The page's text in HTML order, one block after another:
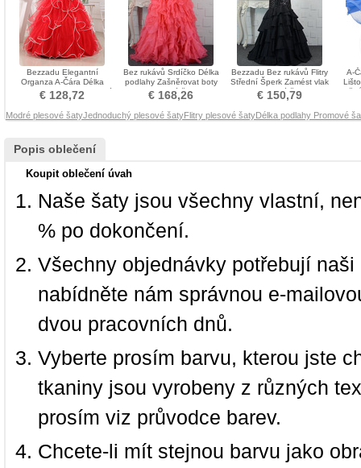
Bezzadu Elegantní
Organza A-Čára Délka
podlahy Klesl pas Promové
šaty
€ 128,72
Bez rukávů Srdíčko Délka
podlahy Zašněrovat boty
Promové šaty
€ 168,26
Bezzadu Bez rukávů Flitry
Střední Šperk Zamést vlak
Promové šaty
€ 150,79
A-
Modré plesové šatyJednoduchý plesové šatyFlitry plesové šatyDélka podlahy Promové
Popis oblečení
Koupit oblečení úvah
Naše šaty jsou všechny vlastní,
% po dokončení.
Všechny objednávky potřebují
nabídněte nám správnou e-
dvou pracovních dnů.
Vyberte prosím barvu, kterou jste
tkaniny jsou vyrobeny z různých
prosím viz průvodce barev.
Chcete-li mít stejnou barvu jako